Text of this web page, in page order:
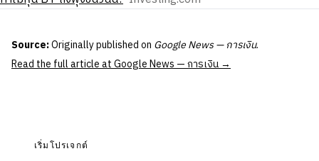
Source:Originally published on Google News — การเงิน.
Read the full article at Google News — การเงิน →
เริ่มโปรเจกต์